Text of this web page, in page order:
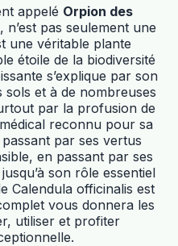
appelé Orpion des
pas seulement une
une véritable plante
étoile de la biodiversité
s’explique par son
sols et à de nombreuses
par la profusion de
reconnu pour sa
par ses vertus
en passant par ses
son rôle essentiel
Calendula officinalis est
vous donnera les
utiliser et profiter